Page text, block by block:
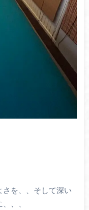
を、、そして深い
、、